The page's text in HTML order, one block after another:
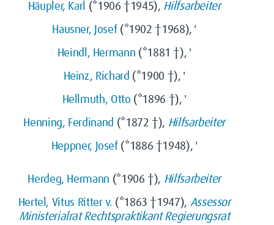
Häupler, Karl (*1906 †1945), Hilfsarbeiter
Hausner, Josef(*1902 †1968), '
Heindl, Hermann (*1881 †), '
Heinz, Richard (*1900 †), '
Hellmuth, Otto (*1896 †), '
Henning, Ferdinand (*1872 †), Hilfsarbeiter
Heppner, Josef(*1886 †1948), '
Herdeg, Hermann (*1906 †), Hilfsarbeiter
Hertel, Vitus Ritter v. (*1863 †1947), Assessor
Ministerialrat Rechtspraktikant Regierungsrat